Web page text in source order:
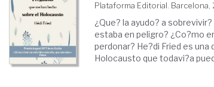
Plataforma Editorial. Barcelona,
¿Que? la ayudo? a
estaba en peligro? ¿Co?mo
perdonar? He?di Fried es
Holocausto que todavi?a